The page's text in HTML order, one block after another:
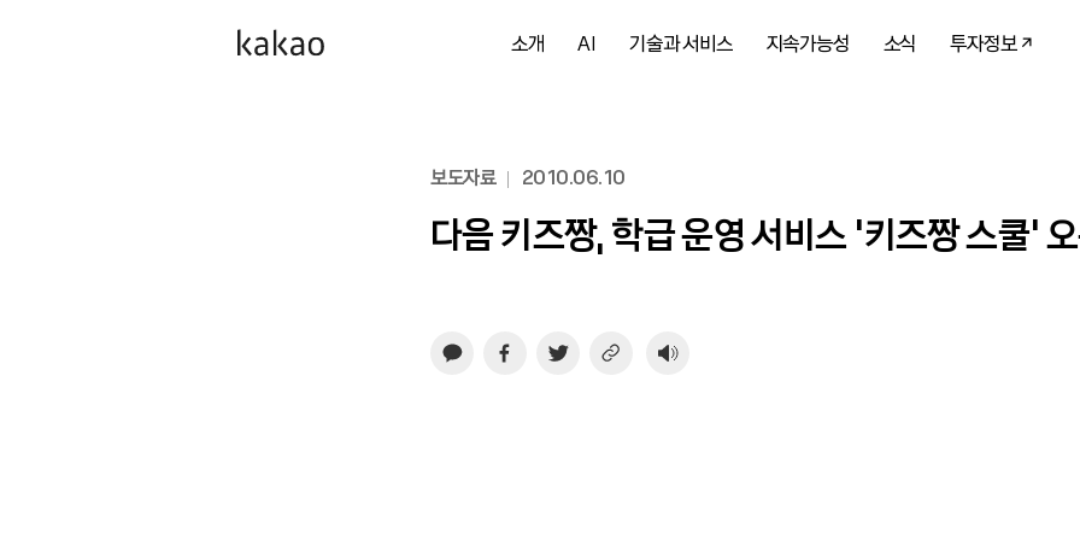
소개 AI 기술과 서비스 지속가능성 소식 투자정보
보도자료 2010.06.10
다음 키즈짱, 학급 운영 서비스 ‘키즈짱 스쿨’